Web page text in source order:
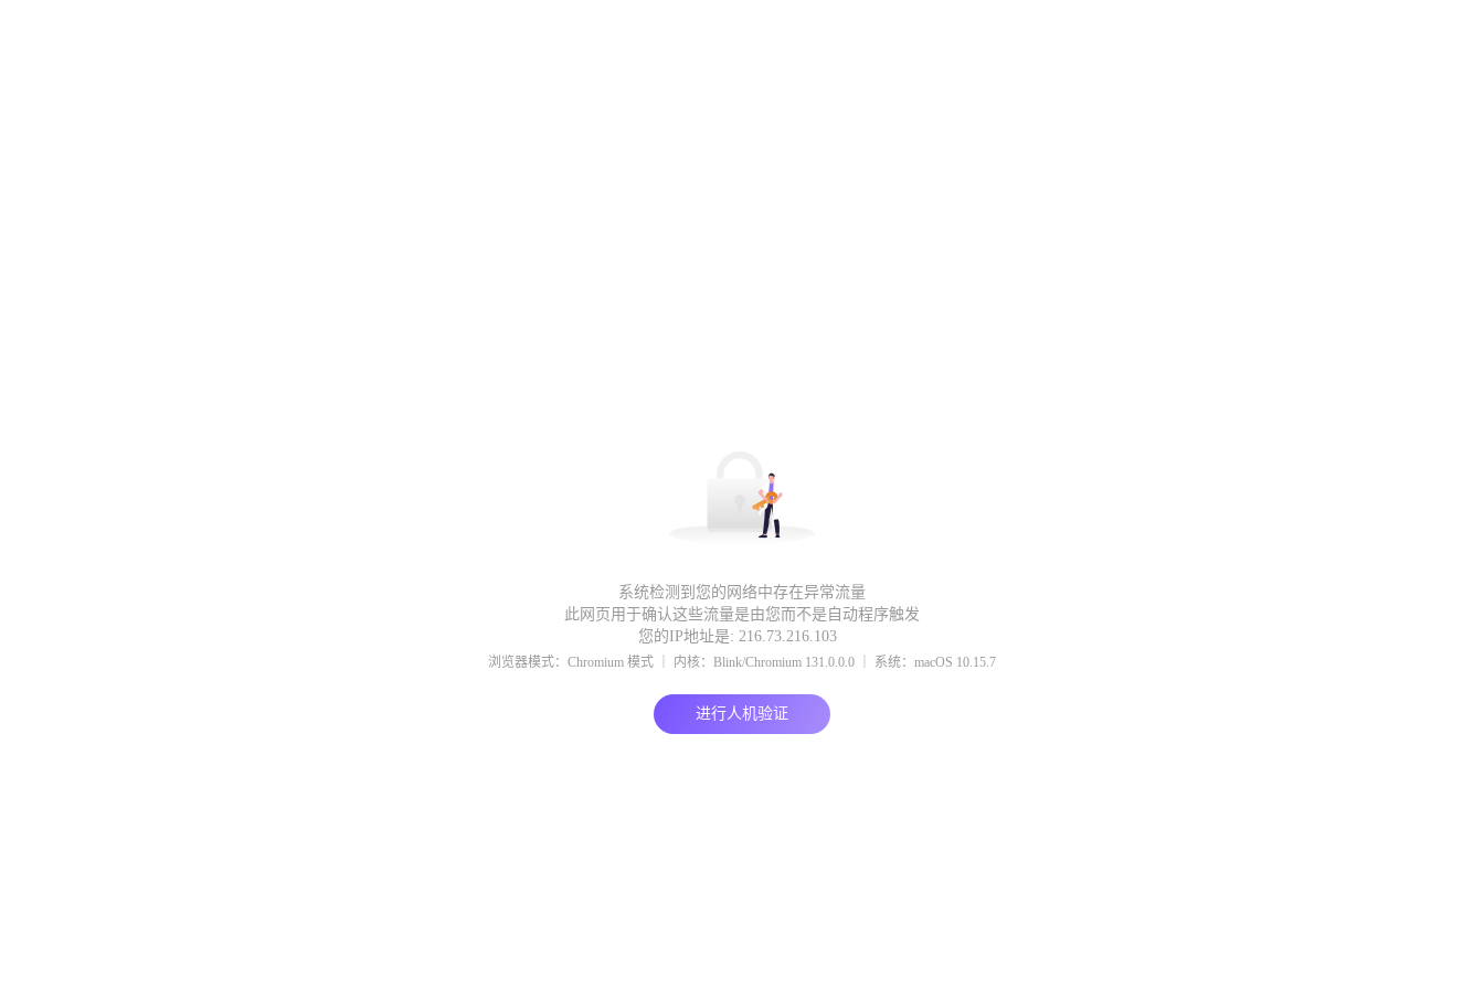
系统检测到您的网络中存在异常流量
此网页用于确认这些流量是由您而不是自动程序触发
您的IP地址是: 216.73.216.103
浏览器模式：Chromium 模式 ｜ 内核：Blink/Chromium 131.0.0.0 ｜ 系统：macOS 10.15.7
进行人机验证